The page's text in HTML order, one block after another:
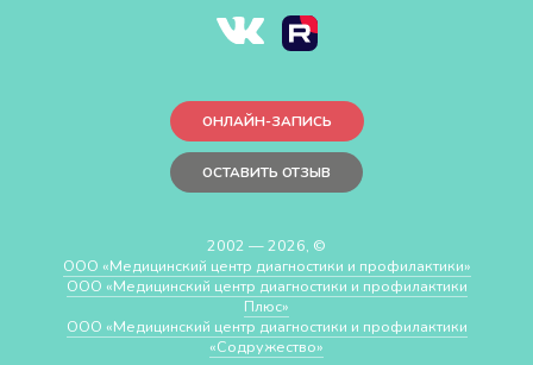
ОНЛАЙН-ЗАПИСЬ
ОСТАВИТЬ ОТЗЫВ
2002 — 2026, ©
ООО «Медицинский центр диагностики и профилактики»
ООО «Медицинский центр диагностики и профилактики
Плюс»
ООО «Медицинский центр диагностики и профилактики
«Cодружество»